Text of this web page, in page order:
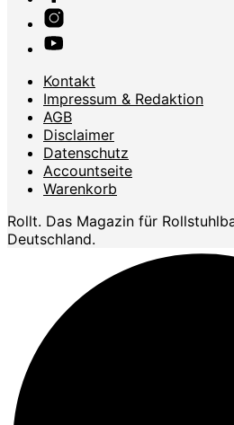
Kontakt
Impressum & Redaktion
AGB
Disclaimer
Datenschutz
Accountseite
Warenkorb
Rollt. Das Magazin für
Deutschland.